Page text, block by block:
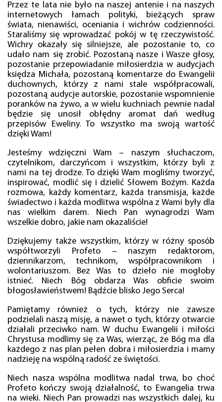
Przez te lata nie było na naszej antenie i na naszych
internetowych łamach polityki, bieżących spraw
świata, nienawiści, oceniania i wichrów codzienności.
Staraliśmy się wprowadzać pokój w tę rzeczywistość.
Wichry okazały się silniejsze, ale pozostanie to, co
udało nam się zrobić. Pozostaną nasze i Wasze głosy,
pozostanie przepowiadanie miłosierdzia w audycjach
księdza Michała, pozostaną komentarze do Ewangelii
duchownych, którzy z nami stale współpracowali,
pozostaną audycje autorskie, pozostanie wspomnienie
poranków na żywo, a w wielu kuchniach pewnie nadal
będzie się unosił obłędny aromat dań według
przepisów Eweliny. To wszystko ma swoją wartość
dzięki Wam!
Jesteśmy wdzięczni Wam – naszym słuchaczom,
czytelnikom, darczyńcom i wszystkim, którzy byli z
nami na tej drodze. To dzięki Wam mogliśmy tworzyć,
inspirować, modlić się i dzielić Słowem Bożym. Każda
rozmowa, każdy komentarz, każda transmisja, każde
świadectwo i każda modlitwa wspólna z Wami były dla
nas wielkim darem. Niech Pan wynagrodzi Wam
wszelkie dobro, jakie nam okazaliście!
Dziękujemy także wszystkim, którzy w różny sposób
współtworzyli Profeto – naszym redaktorom,
dziennikarzom, technikom, współpracownikom i
wolontariuszom. Bez Was to dzieło nie mogłoby
istnieć. Niech Bóg obdarza Was obficie swoim
błogosławieństwem! Bądźcie blisko Jego Serca!
Pamiętamy również o tych, którzy nie zawsze
podzielali naszą misję, a nawet o tych, którzy otwarcie
działali przeciwko nam. W duchu Ewangelii i miłości
Chrystusa modlimy się za Was, wierząc, że Bóg ma dla
każdego z nas plan pełen dobra i miłosierdzia i mamy
nadzieję na wspólną radość ze świętości.
Niech nasza wspólna modlitwa nadal trwa, bo choć
Profeto kończy swoją działalność, to Ewangelia trwa
na wieki. Niech Pan prowadzi nas wszystkich dalej, ku